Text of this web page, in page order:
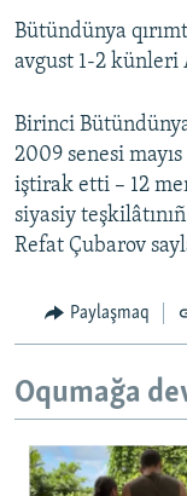
Bütündünya
avgust 1-2
Birinci
2009 senesi
iştirak etti – 12
siyasiy
Refat Çubarov
Paylaşmaq
Oqumağa